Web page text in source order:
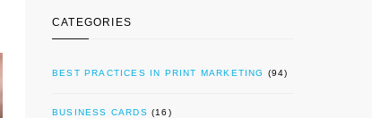
CATEGORIES
BEST PRACTICES IN PRINT MARKETING (94)
BUSINESS CARDS (16)